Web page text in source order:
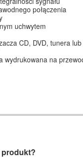
połączenia
uchwytem
CD, DVD, tunera
wydrukowana na
produkt?